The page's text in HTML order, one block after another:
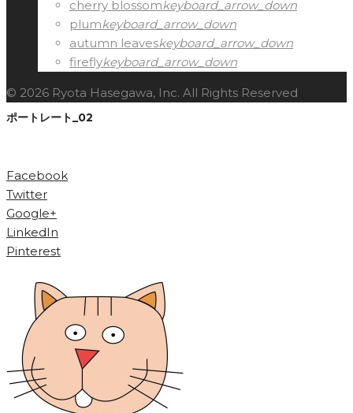
cherry blossomkeyboard_arrow_down
plumkeyboard_arrow_down
autumn leaveskeyboard_arrow_down
fireflykeyboard_arrow_down
© 2026 Ryota Hasegawa, Inc. All Rights Reserved
ポートレート_02
Facebook
Twitter
Google+
LinkedIn
Pinterest